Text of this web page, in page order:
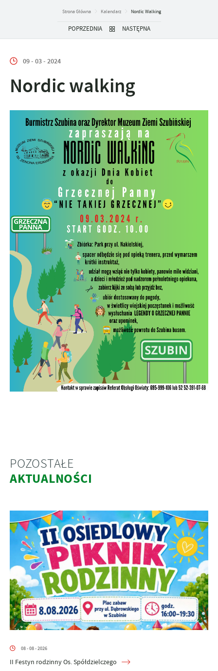
Strona Główna Kalendarz Nordic Walking
POPRZEDNIA NASTĘPNA
09 - 03 - 2024
Nordic walking
POZOSTAŁE
AKTUALNOŚCI
08 - 08 - 2026
II Festyn rodzinny Os. Spółdzielczego